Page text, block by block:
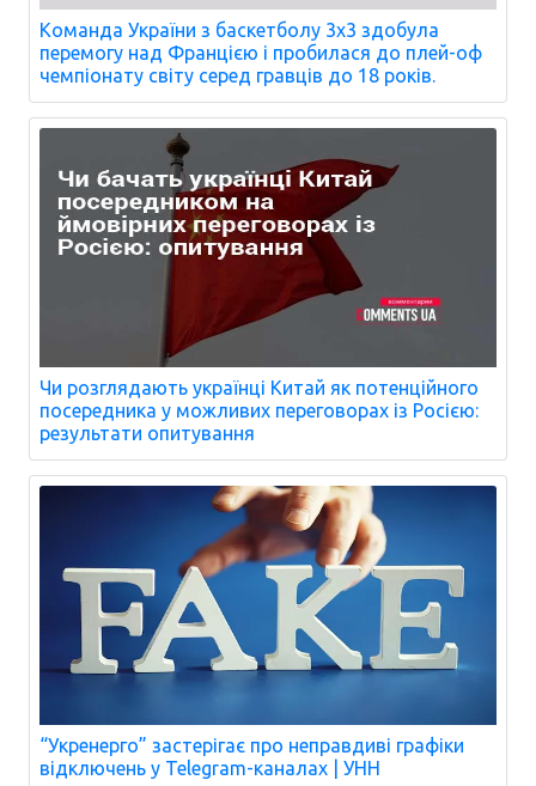
Команда України з баскетболу 3х3 здобула
перемогу над Францією і пробилася до плей-оф
чемпіонату світу серед гравців до 18 років.
Чи розглядають українці Китай як потенційного
посередника у можливих переговорах із Росією:
результати опитування
“Укренерго” застерігає про неправдиві графіки
відключень у Telegram-каналах | УНН